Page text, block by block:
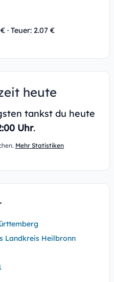
· Teuer: 2.07 €
heute
tankst du heute
Uhr.
Mehr Statistiken
Landkreis Heilbronn